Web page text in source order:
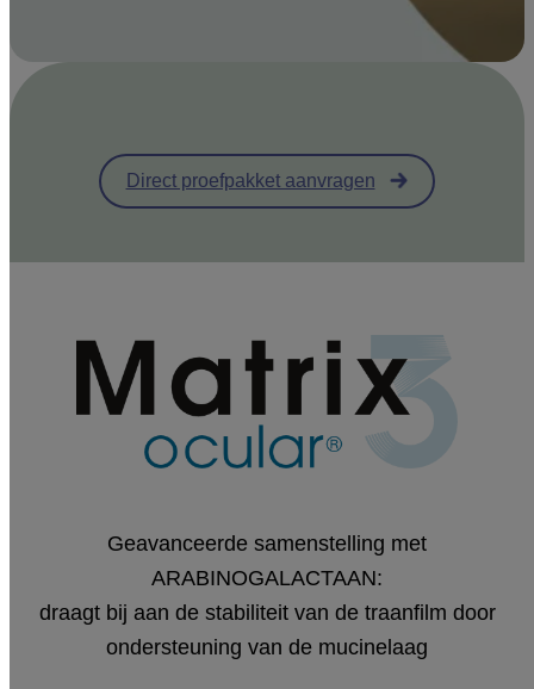
Direct proefpakket aanvragen
Geavanceerde samenstelling met
ARABINOGALACTAAN:
draagt bij aan de stabiliteit van de traanfilm door
ondersteuning van de mucinelaag